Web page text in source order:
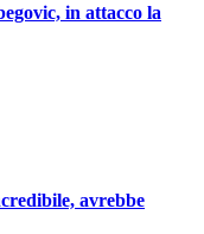
in attacco la
avrebbe